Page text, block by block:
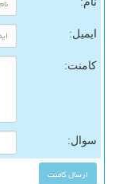
ایمیل:
کامنت:
سوال: